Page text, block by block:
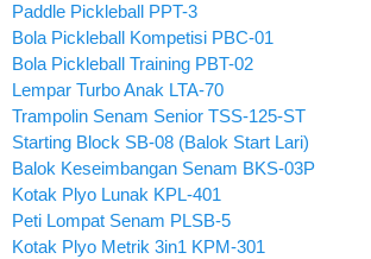
Paddle Pickleball PPT-3
Bola Pickleball Kompetisi PBC-01
Bola Pickleball Training PBT-02
Lempar Turbo Anak LTA-70
Trampolin Senam Senior TSS-125-ST
Starting Block SB-08 (Balok Start Lari)
Balok Keseimbangan Senam BKS-03P
Kotak Plyo Lunak KPL-401
Peti Lompat Senam PLSB-5
Kotak Plyo Metrik 3in1 KPM-301